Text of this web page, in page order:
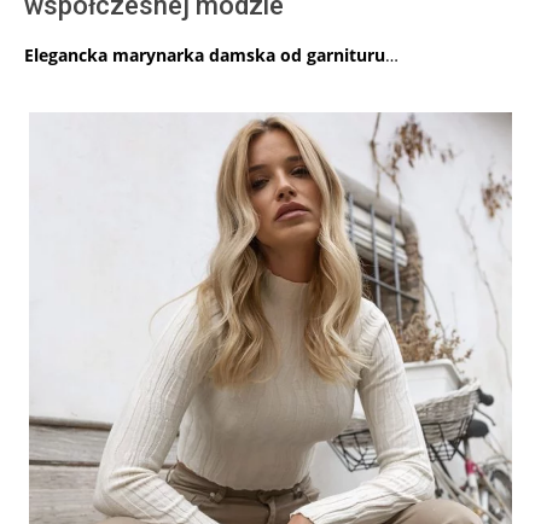
Elegancka marynarka damska od garnituru…